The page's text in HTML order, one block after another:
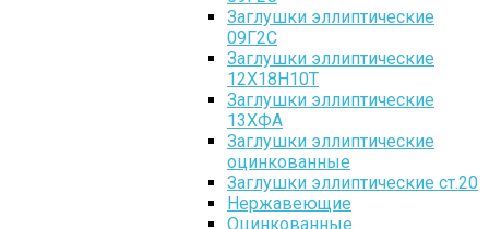
Заглушки эллиптические
09Г2С
Заглушки эллиптические
12Х18Н10Т
Заглушки эллиптические
13ХФА
Заглушки эллиптические
оцинкованные
Заглушки эллиптические ст.20
Нержавеющие
Оцинкованные